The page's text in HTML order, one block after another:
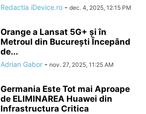
Redactia iDevice.ro - dec. 4, 2025, 12:15 PM
Orange a Lansat 5G+ și în
Metroul din București Începând
de...
Adrian Gabor - nov. 27, 2025, 11:25 AM
Germania Este Tot mai Aproape
de ELIMINAREA Huawei din
Infrastructura Critica